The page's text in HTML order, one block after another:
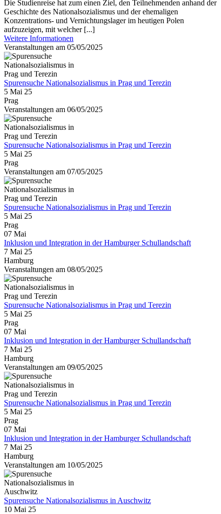
Die Studienreise hat zum einen Ziel, den Teilnehmenden anhand der
Geschichte des Nationalsozialismus und der ehemaligen
Konzentrations- und Vernichtungslager im heutigen Polen
aufzuzeigen, mit welcher [...]
Weitere Informationen
Veranstaltungen am 05/05/2025
Spurensuche Nationalsozialismus in Prag und Terezin
5 Mai 25
Prag
Veranstaltungen am 06/05/2025
Spurensuche Nationalsozialismus in Prag und Terezin
5 Mai 25
Prag
Veranstaltungen am 07/05/2025
Spurensuche Nationalsozialismus in Prag und Terezin
5 Mai 25
Prag
07 Mai
Inklusion und Integration in der Hamburger Schullandschaft
7 Mai 25
Hamburg
Veranstaltungen am 08/05/2025
Spurensuche Nationalsozialismus in Prag und Terezin
5 Mai 25
Prag
07 Mai
Inklusion und Integration in der Hamburger Schullandschaft
7 Mai 25
Hamburg
Veranstaltungen am 09/05/2025
Spurensuche Nationalsozialismus in Prag und Terezin
5 Mai 25
Prag
07 Mai
Inklusion und Integration in der Hamburger Schullandschaft
7 Mai 25
Hamburg
Veranstaltungen am 10/05/2025
Spurensuche Nationalsozialismus in Auschwitz
10 Mai 25